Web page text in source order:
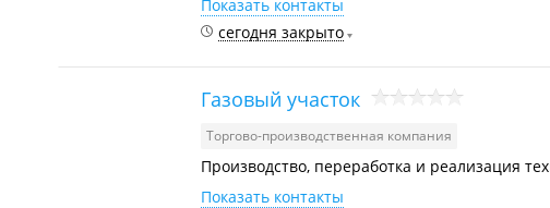
Показать контакты
сегодня закрыто
Газовый участок
Торгово-производственная компания
Производство, переработка и реализация
Показать контакты